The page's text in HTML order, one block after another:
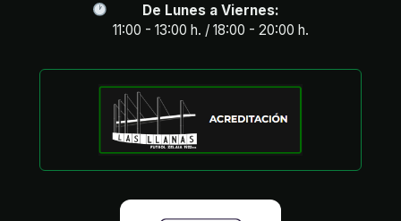
De Lunes a Viernes:
11:00 - 13:00 h. / 18:00 - 20:00 h.